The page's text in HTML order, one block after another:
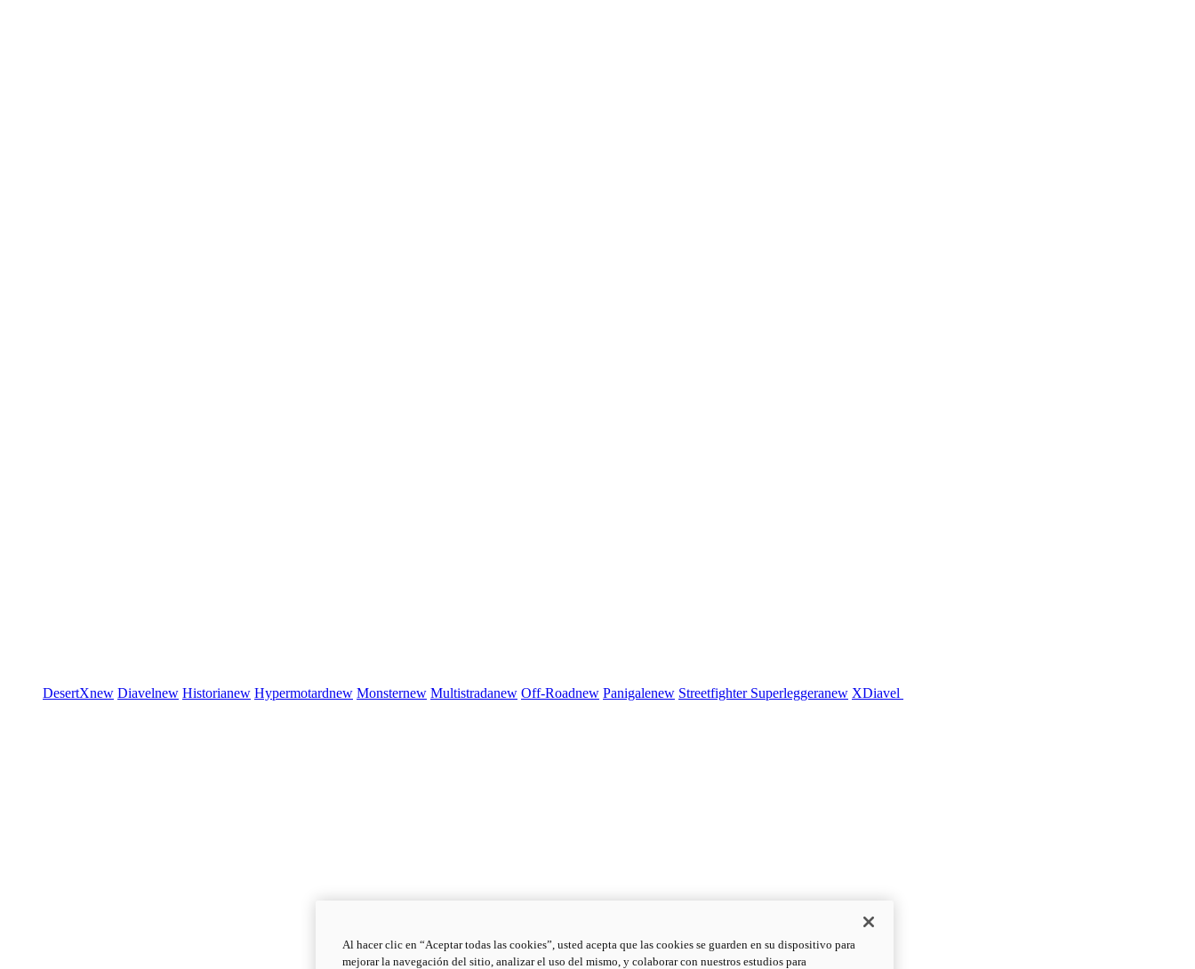
DesertXnew Diavelnew Historianew Hypermotardnew Monsternew Multistradanew Off-Roadnew Panigalenew Streetfighter Superleggeranew XDiavel
Al hacer clic en “Aceptar todas las cookies”, usted acepta que las cookies se guarden en su dispositivo para
mejorar la navegación del sitio, analizar el uso del mismo, y colaborar con nuestros estudios para